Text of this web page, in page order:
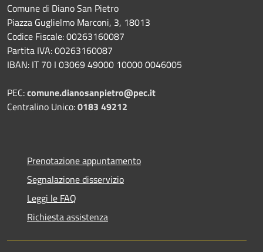
Comune di Diano San Pietro
Piazza Guglielmo Marconi, 3, 18013
Codice Fiscale: 00263160087
Partita IVA: 00263160087
IBAN: IT 70 I 03069 49000 10000 0046005
PEC:comune.dianosanpietro@pec.it
Centralino Unico:0183 49212
Prenotazione appuntamento
Segnalazione disservizio
Leggi le FAQ
Richiesta assistenza